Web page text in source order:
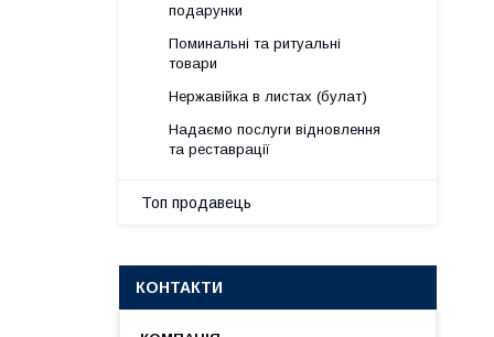
подарунки
Поминальні та ритуальні
товари
Нержавійка в листах (булат)
Надаємо послуги відновлення
та реставрації
Топ продавець
КОНТАКТИ